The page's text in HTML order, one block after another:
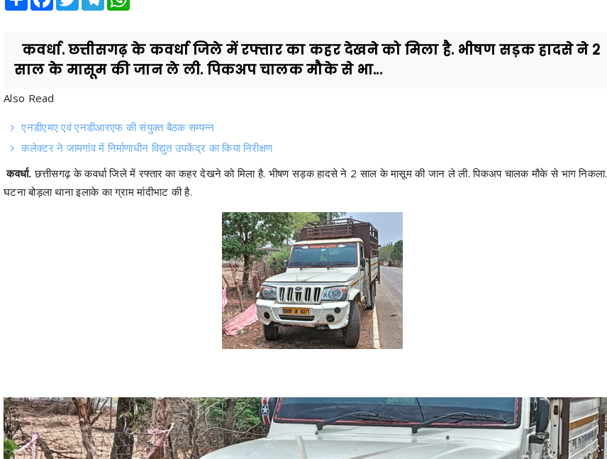
कवर्धा. छत्तीसगढ़ के कवर्धा जिले में रफ्तार का कहर देखने को मिला है. भीषण सड़क हादसे ने 2
साल के मासूम की जान ले ली. पिकअप चालक मौके से भा...
Also Read
एनडीएमए एवं एनडीआरएफ की संयुक्त बैठक सम्पन्न
कलेक्टर ने जामगांव में निर्माणाधीन विद्युत उपकेंद्र का किया निरीक्षण
कवर्धा.छत्तीसगढ़ के कवर्धा जिले में रफ्तार का कहर देखने को मिला है. भीषण सड़क हादसे ने 2 साल के मासूम की जान ले ली. पिकअप चालक मौके से भाग निकला.
घटना बोड़ला थाना इलाके का ग्राम मांदीभाट की है.